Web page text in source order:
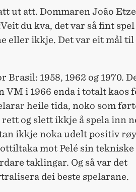
ut att. Dommaren João
du kva, det var så fint spel
eller ikkje. Det var eit mål
Brasil: 1958, 1962 og 1970.
VM i 1966 enda i totalt kaos
heile tida, noko som
og slett ikkje å spela inn
ikkje noka udelt positiv
mot Pelé sin tekniske
taklingar. Og så var det
dei beste spelarane.